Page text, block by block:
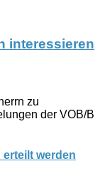
interessieren
zu
der VOB/B
werden